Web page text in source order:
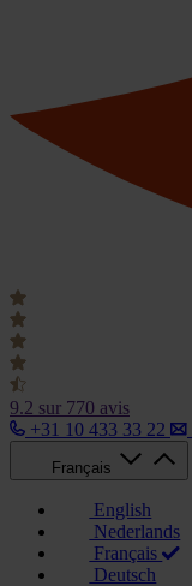
9.2 sur 770 avis
+31 10 433 33 22
Français
English
Nederlands
Français
Deutsch